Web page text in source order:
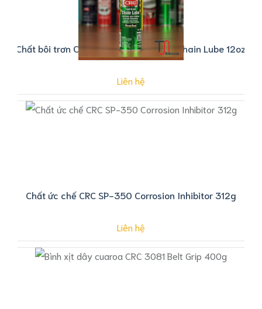
Chất bôi trơn CRC 03055 Food Grade Chain Lube 12oz
Liên hệ
Chất ức chế CRC SP-350 Corrosion Inhibitor 312g
Liên hệ